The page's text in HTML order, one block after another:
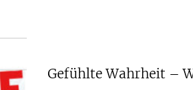
Gefühlte Wahrheit –